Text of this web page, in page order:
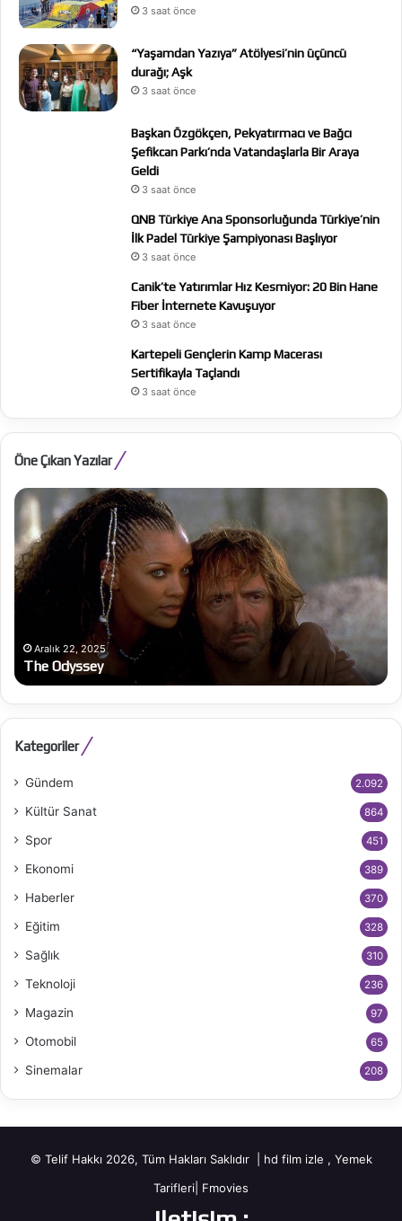
3 saat önce
“Yaşamdan Yazıya” Atölyesi’nin üçüncü
durağı; Aşk
3 saat önce
Başkan Özgökçen, Pekyatırmacı ve Bağcı
Şefikcan Parkı’nda Vatandaşlarla Bir Araya
Geldi
3 saat önce
QNB Türkiye Ana Sponsorluğunda Türkiye’nin
İlk Padel Türkiye Şampiyonası Başlıyor
3 saat önce
Canik’te Yatırımlar Hız Kesmiyor: 20 Bin Hane
Fiber İnternete Kavuşuyor
3 saat önce
Kartepeli Gençlerin Kamp Macerası
Sertifikayla Taçlandı
3 saat önce
Öne Çıkan Yazılar
The
Odyssey
Aralık 22, 2025
The Odyssey
Kategoriler
Gündem 2.092
Kültür Sanat 864
Spor 451
Ekonomi 389
Haberler 370
Eğitim 328
Sağlık 310
Teknoloji 236
Magazin 97
Otomobil 65
Sinemalar 208
© Telif Hakkı 2026, Tüm Hakları Saklıdır | hd film izle , Yemek
Tarifleri Fmovies